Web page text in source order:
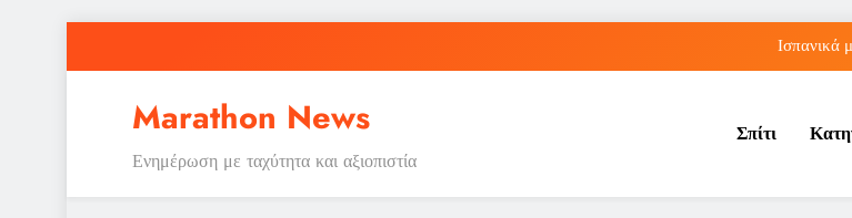
Ισπανικά
Η Τραμπζονσπόρ ανακοίνωσε την
Marathon News
Ενημέρωση με ταχύτητα και αξιοπιστία
Σπίτι